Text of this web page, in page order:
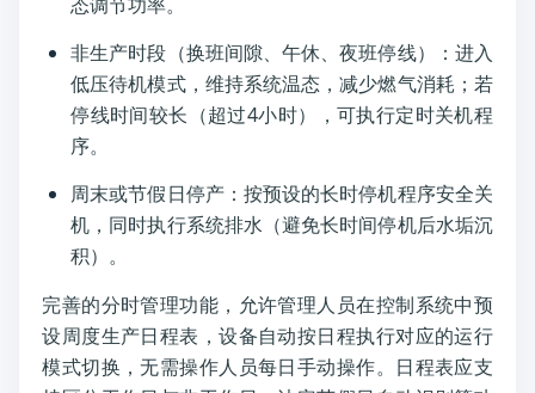
非生产时段（换班间隙、午休、夜班停线）：进入
低压待机模式，维持系统温态，减少燃气消耗；若
停线时间较长（超过4小时），可执行定时关机程
序。
周末或节假日停产：按预设的长时停机程序安全关
机，同时执行系统排水（避免长时间停机后水垢沉
积）。
完善的分时管理功能，允许管理人员在控制系统中预
设周度生产日程表，设备自动按日程执行对应的运行
模式切换，无需操作人员每日手动操作。日程表应支